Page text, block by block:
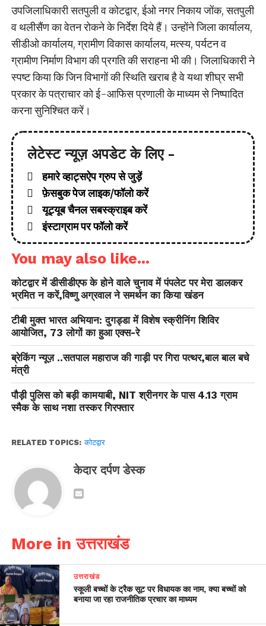
उपजिलाधिकारी सतपुली व कोटद्वार, ईओ नगर निकाय जोंक, सतपुली
व थलीसैंण का वेतन रोकने के निर्देश दिये हैं। उन्होंने जिला कार्यालय,
सीडीओ कार्यालय, ग्रामीण विकास कार्यालय, मत्स्य, पर्यटन व
ग्रामीण निर्माण विभाग की प्रगति की सराहना भी की। जिलाधिकारी ने
स्पष्ट किया कि जिन विभागों की स्थिति खराब है वे यथा शीघ्र सभी
प्रकार के पत्राचार को ई-आफिस प्रणाली के माध्यम से निष्पादित
करना सुनिश्चित करें।
लेटेस्ट न्यूज़ अपडेट के लिए -
हमारे व्हाट्सऐप ग्रुप से जुड़ें
फ़ेसबुक पेज लाइक/फॉलो करें
यूट्यूब चैनल सबस्क्राइब करें
इंस्टाग्राम पर फॉलो करें
You may also like...
कोटद्वार में डीसीडीएफ के होने वाले चुनाव में पंपलेट पर मेरा डालकर
भ्रमित न करें,विष्णु अग्रवाल ने समर्थन का किया खंडन
टीबी मुक्त भारत अभियान: दुगड्डा में विशेष स्क्रीनिंग शिविर
आयोजित, 73 लोगों का हुआ एक्स-रे
ब्रेकिंग न्यूज़ ..सतपाल महाराज की गाड़ी पर गिरा पत्थर,बाल बाल बचे
मंत्री
पौड़ी पुलिस को बड़ी कामयाबी, NIT श्रीनगर के पास 4.13 ग्राम
स्मैक के साथ नशा तस्कर गिरफ्तार
RELATED TOPICS: कोटद्वार
केदार दर्पण डेस्क
More in उत्तराखंड
उत्तराखंड
स्कूली बच्चों के ट्रैक सूट पर विधायक का नाम, क्या बच्चों को
बनाया जा रहा राजनीतिक प्रचार का माध्यम